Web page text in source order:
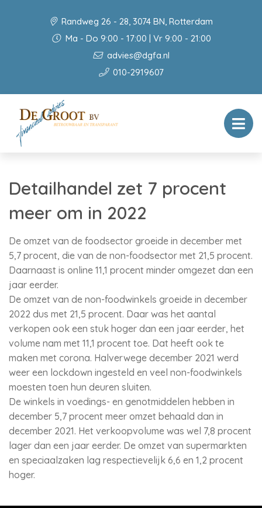
Randweg 26 - 28, 3074 BN, Rotterdam
Ma - Do 9:00 - 17:00 | Vr 9:00 - 21:00
advies@dgfa.nl
010-2919607
Detailhandel zet 7 procent
meer om in 2022
De omzet van de foodsector groeide in december met
5,7 procent, die van de non-foodsector met 21,5 procent.
Daarnaast is online 11,1 procent minder omgezet dan een
jaar eerder.
De omzet van de non-foodwinkels groeide in december
2022 dus met 21,5 procent. Daar was het aantal
verkopen ook een stuk hoger dan een jaar eerder, het
volume nam met 11,1 procent toe. Dat heeft ook te
maken met corona. Halverwege december 2021 werd
weer een lockdown ingesteld en veel non-foodwinkels
moesten toen hun deuren sluiten.
De winkels in voedings- en genotmiddelen hebben in
december 5,7 procent meer omzet behaald dan in
december 2021. Het verkoopvolume was wel 7,8 procent
lager dan een jaar eerder. De omzet van supermarkten
en speciaalzaken lag respectievelijk 6,6 en 1,2 procent
hoger.